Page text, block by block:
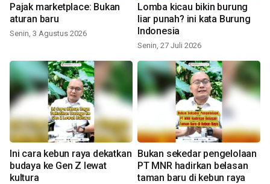
Pajak marketplace: Bukan
aturan baru
Senin, 3 Agustus 2026
Lomba kicau bikin burung
liar punah? ini kata Burung
Indonesia
Senin, 27 Juli 2026
Ini cara kebun raya dekatkan
budaya ke Gen Z lewat
kultura
Bukan sekedar pengelolaan
PT MNR hadirkan belasan
taman baru di kebun raya